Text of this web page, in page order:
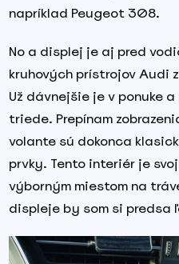
napríklad Peugeot 308.
No a displej je aj pred
kruhových prístrojov Audi
Už dávnejšie je v ponuke
triede. Prepínam
volante sú dokonca
prvky. Tento interiér je
výborným miestom na
displeje by som si predsa